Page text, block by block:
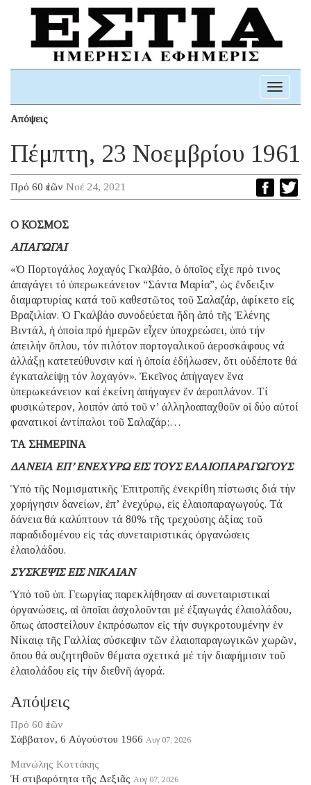
Toggle
Απόψεις
Πέμπτη, 23 Νοεμβρίου 1961
Πρό 60 ἐτῶν Νοέ 24, 2021
Ο ΚΟΣΜΟΣ
ΑΠΑΓΩΓΑΙ
«Ὁ Πορτογάλος λοχαγός Γκαλβάο, ὁ ὁποῖος εἶχε πρό τινoς
ἀπαγάγει τό ὑπερωκεάνειον “Σάντα Μαρία”, ὡς ἔνδειξιν
διαμαρτυρίας κατά τοῦ καθεστῶτος τοῦ Σαλαζάρ, ἀφίκετο εἰς
Βραζιλίαν. Ὁ Γκαλβάο συνοδεύεται ἤδη ἀπό τῆς Ἑλένης
Βιντάλ, ἡ ὁποία πρό ἡμερῶν εἶχεν ὑποχρεώσει, ὑπό τήν
ἀπειλήν ὅπλου, τόν πιλότον πορτογαλικοῦ ἀεροσκάφους νά
ἀλλάξῃ κατετεύθυνσιν καί ἡ ὁποία ἐδήλωσεν, ὅτι οὐδέποτε θά
ἐγκαταλείψῃ τόν λοχαγόν». Ἐκεῖνος ἀπήγαγεν ἕνα
ὑπερωκεάνειον καί ἐκείνη ἀπήγαγεν ἕν ἀεροπλάνον. Τί
φυσικώτερον, λοιπόν ἀπό τοῦ ν’ ἀλληλοαπαχθοῦν οἱ δύο αὐτοί
φανατικοί ἀντίπαλοι τοῦ Σαλαζάρ;…
ΤΑ ΣΗΜΕΡΙΝΑ
ΔΑΝΕΙΑ ΕΠ’ ΕΝΕΧΥΡΩ ΕΙΣ ΤΟΥΣ ΕΛΑΙΟΠΑΡΑΓΩΓΟΥΣ
Ὑπό τῆς Νομισματικῆς Ἐπιτροπῆς ἐνεκρίθη πίστωσις διά τήν
χορήγησιν δανείων, ἐπ’ ἐνεχύρῳ, εἰς ἐλαιοπαραγωγούς. Τά
δάνεια θά καλύπτουν τά 80% τῆς τρεχούσης ἀξίας τοῦ
παραδιδομένου εἰς τάς συνεταιριστικάς ὀργανώσεις
ἐλαιολάδου.
ΣΥΣΚΕΨΙΣ ΕΙΣ ΝΙΚΑΙΑΝ
Ὑπό τοῦ ὑπ. Γεωργίας παρεκλήθησαν αἱ συνεταιριστικαί
ὀργανώσεις, αἱ ὁποῖαι ἀσχολοῦνται μέ ἐξαγωγάς ἐλαιολάδου,
ὅπως ἀποστείλουν ἐκπρόσωπον εἰς τήν συγκροτουμένην ἐν
Νίκαιᾳ τῆς Γαλλίας σύσκεψιν τῶν ἐλαιοπαραγωγικῶν χωρῶν,
ὅπου θά συζητηθοῦν θέματα σχετικά μέ τήν διαφήμισιν τοῦ
ἐλαιολάδου εἰς τήν διεθνῆ ἀγορά.
Απόψεις
Πρό 60 ἐτῶν
Σάββατον, 6 Αὐγούστου 1966 Αυγ 07, 2026
Μανώλης Κοττάκης
Ἡ στιβαρότητα τῆς Δεξιᾶς Αυγ 07, 2026